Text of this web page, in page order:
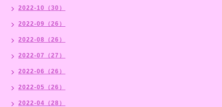
2022-10（30）
2022-09（26）
2022-08（26）
2022-07（27）
2022-06（26）
2022-05（26）
2022-04（28）